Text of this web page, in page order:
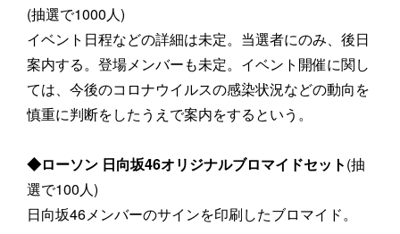
(抽選で1000人)
イベント日程などの詳細は未定。当選者にのみ、後日
案内する。登場メンバーも未定。イベント開催に関し
ては、今後のコロナウイルスの感染状況などの動向を
慎重に判断をしたうえで案内をするという。
◆ローソン 日向坂46オリジナルブロマイドセット(抽
選で100人)
日向坂46メンバーのサインを印刷したブロマイド。